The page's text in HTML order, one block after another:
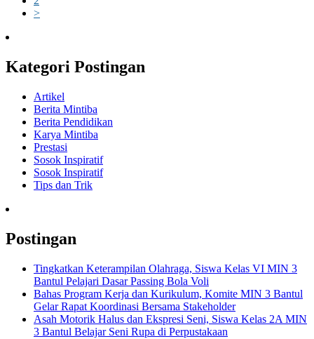
>
Kategori Postingan
Artikel
Berita Mintiba
Berita Pendidikan
Karya Mintiba
Prestasi
Sosok Inspiratif
Sosok Inspiratif
Tips dan Trik
Postingan
Tingkatkan Keterampilan Olahraga, Siswa Kelas VI MIN 3
Bantul Pelajari Dasar Passing Bola Voli
Bahas Program Kerja dan Kurikulum, Komite MIN 3 Bantul
Gelar Rapat Koordinasi Bersama Stakeholder
Asah Motorik Halus dan Ekspresi Seni, Siswa Kelas 2A MIN
3 Bantul Belajar Seni Rupa di Perpustakaan